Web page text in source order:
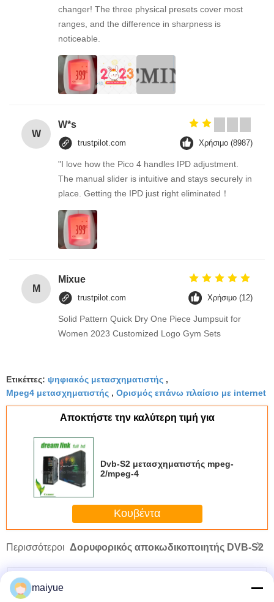
changer! The three physical presets cover most
ranges, and the difference in sharpness is
noticeable.
W
W*s
trustpilot.com Χρήσιμο (8987)
"I love how the Pico 4 handles IPD adjustment.
The manual slider is intuitive and stays securely in
place. Getting the IPD just right eliminated！
M
Mixue
trustpilot.com Χρήσιμο (12)
Solid Pattern Quick Dry One Piece Jumpsuit for
Women 2023 Customized Logo Gym Sets
Ετικέττες: ψηφιακός μετασχηματιστής ,
Mpeg4 μετασχηματιστής , Ορισμός επάνω πλαίσιο με internet
Αποκτήστε την καλύτερη τιμή για
Dvb-S2 μετασχηματιστής mpeg-
2/mpeg-4
Κουβέντα
Περισσότεροι Δορυφορικός αποκωδικοποιητής DVB-S2
maiyue